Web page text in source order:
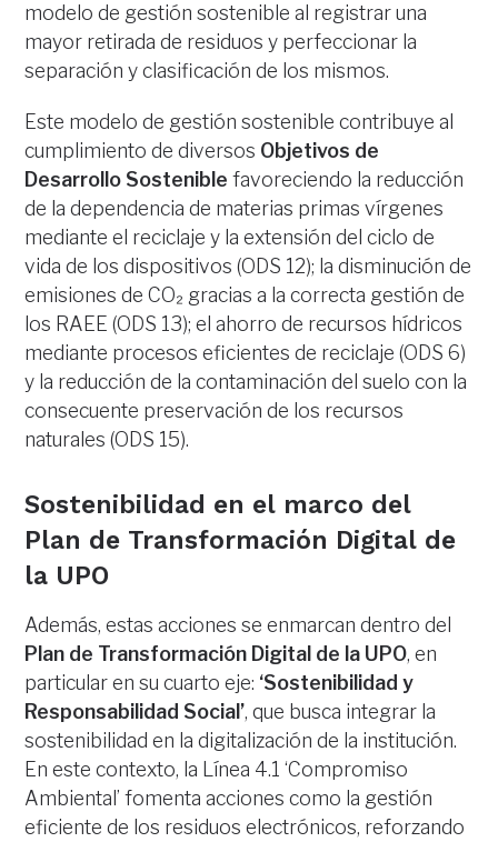
modelo de gestión sostenible al registrar una
mayor retirada de residuos y perfeccionar la
separación y clasificación de los mismos.
Este modelo de gestión sostenible contribuye al
cumplimiento de diversos Objetivos de
Desarrollo Sostenible favoreciendo la reducción
de la dependencia de materias primas vírgenes
mediante el reciclaje y la extensión del ciclo de
vida de los dispositivos (ODS 12); la disminución de
emisiones de CO₂ gracias a la correcta gestión de
los RAEE (ODS 13); el ahorro de recursos hídricos
mediante procesos eficientes de reciclaje (ODS 6)
y la reducción de la contaminación del suelo con la
consecuente preservación de los recursos
naturales (ODS 15).
Sostenibilidad en el marco del
Plan de Transformación Digital de
la UPO
Además, estas acciones se enmarcan dentro del
Plan de Transformación Digital de la UPO, en
particular en su cuarto eje: ‘Sostenibilidad y
Responsabilidad Social’, que busca integrar la
sostenibilidad en la digitalización de la institución.
En este contexto, la Línea 4.1 ‘Compromiso
Ambiental’ fomenta acciones como la gestión
eficiente de los residuos electrónicos, reforzando